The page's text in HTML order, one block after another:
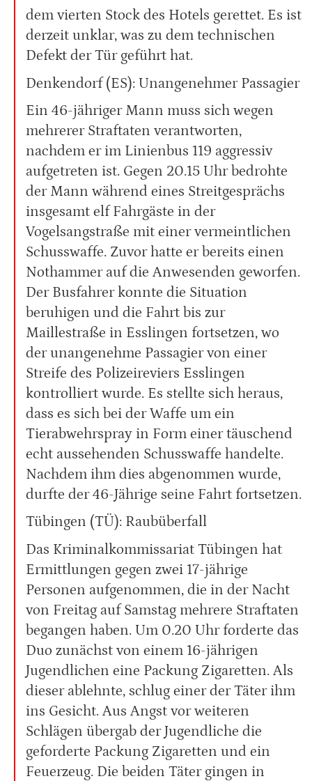
dem vierten Stock des Hotels gerettet. Es ist
derzeit unklar, was zu dem technischen
Defekt der Tür geführt hat.
Denkendorf (ES): Unangenehmer Passagier
Ein 46-jähriger Mann muss sich wegen
mehrerer Straftaten verantworten,
nachdem er im Linienbus 119 aggressiv
aufgetreten ist. Gegen 20.15 Uhr bedrohte
der Mann während eines Streitgesprächs
insgesamt elf Fahrgäste in der
Vogelsangstraße mit einer vermeintlichen
Schusswaffe. Zuvor hatte er bereits einen
Nothammer auf die Anwesenden geworfen.
Der Busfahrer konnte die Situation
beruhigen und die Fahrt bis zur
Maillestraße in Esslingen fortsetzen, wo
der unangenehme Passagier von einer
Streife des Polizeireviers Esslingen
kontrolliert wurde. Es stellte sich heraus,
dass es sich bei der Waffe um ein
Tierabwehrspray in Form einer täuschend
echt aussehenden Schusswaffe handelte.
Nachdem ihm dies abgenommen wurde,
durfte der 46-Jährige seine Fahrt fortsetzen.
Tübingen (TÜ): Raubüberfall
Das Kriminalkommissariat Tübingen hat
Ermittlungen gegen zwei 17-jährige
Personen aufgenommen, die in der Nacht
von Freitag auf Samstag mehrere Straftaten
begangen haben. Um 0.20 Uhr forderte das
Duo zunächst von einem 16-jährigen
Jugendlichen eine Packung Zigaretten. Als
dieser ablehnte, schlug einer der Täter ihm
ins Gesicht. Aus Angst vor weiteren
Schlägen übergab der Jugendliche die
geforderte Packung Zigaretten und ein
Feuerzeug. Die beiden Täter gingen in